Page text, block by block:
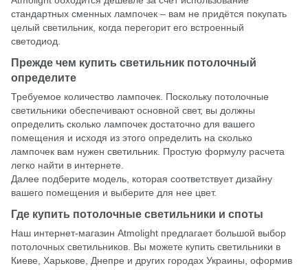
стандартных сменных лампочек – вам не придётся покупать
целый светильник, когда перегорит его встроенный
светодиод.
Прежде чем купить светильник потолочный
определите
Требуемое количество лампочек. Поскольку потолочные
светильники обеспечивают основной свет, вы должны
определить сколько лампочек достаточно для вашего
помещения и исходя из этого определить на сколько
лампочек вам нужен светильник. Простую формулу расчета
легко найти в интернете.
Далее подберите модель, которая соответствует дизайну
вашего помещения и выберите для нее цвет.
Где купить потолочные светильники и споты
Наш интернет-магазин Atmolight предлагает большой выбор
потолочных светильников. Вы можете купить светильники в
Киеве, Харькове, Днепре и других городах Украины, оформив